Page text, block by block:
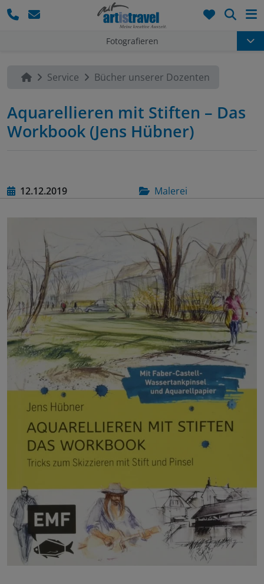
Fotografieren
Service Bücher unserer Dozenten
Aquarellieren mit Stiften – Das
Workbook (Jens Hübner)
12.12.2019 Malerei